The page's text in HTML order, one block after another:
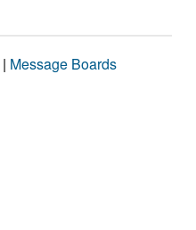
| Message Boards